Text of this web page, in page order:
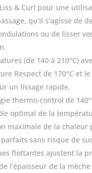
& Curl pour une
qu’il s’agisse de
ou de lisser
(de 140 à 210°C)
Respect de 170°C et
un lissage rapide.
thermo-control de
optimal de la
maximale de la chaleur
sans risque de
flottantes ajustent la
l’épaisseur de la